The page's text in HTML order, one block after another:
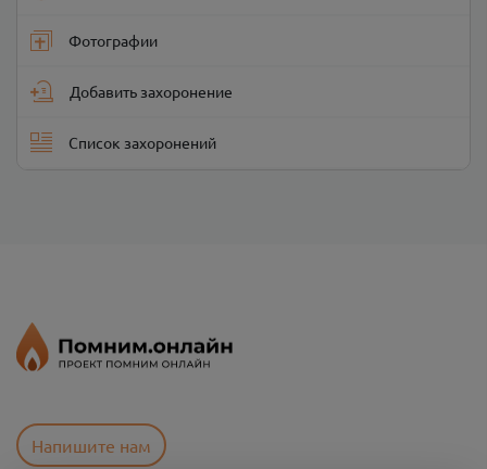
Фотографии
Добавить захоронение
Список захоронений
Напишите нам